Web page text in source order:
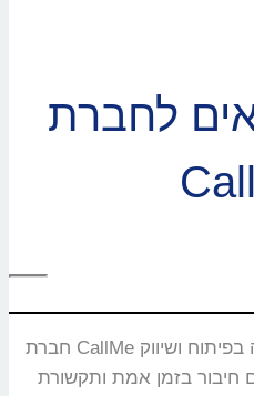
לחברת
חברת CallMe נוסדה בשנת 2008 ומתמחה בפיתוח ושיווק
חיבור בזמן אמת ותקשורת